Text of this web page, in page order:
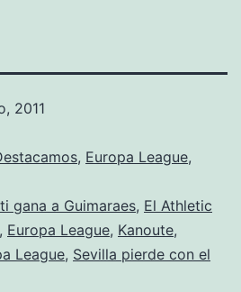
2011
, Europa League,
gana a Guimaraes, El Athletic
, Europa League, Kanoute,
League, Sevilla pierde con el